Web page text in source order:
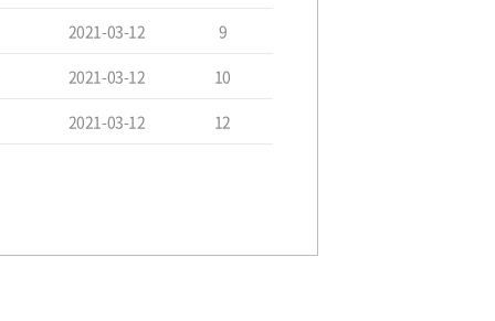
2021-03-12 9
2021-03-12 10
2021-03-12 12